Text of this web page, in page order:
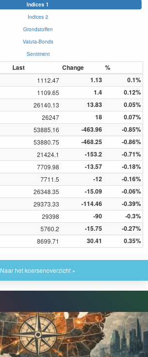
Indices 1
Indices 2
Grondstoffen
Valuta-Bonds
Sentiment
Last Change
%
1112.47 1.13
0.1%
1109.65 1.4
0.12%
26140.13 13.83
0.05%
26247 18
0.07%
53885.16 -463.96
-0.85%
53880.75 -468.25
-0.86%
21424.1 -153.2
-0.71%
7709.98 -13.57
-0.18%
7711.5 -12
-0.16%
26348.35 -15.09
-0.06%
29373.33 -114.46
-0.39%
29398 -90
-0.3%
5760.2 -15.75
-0.27%
8699.71 30.41 0.35%
Naar het koersenoverzicht »